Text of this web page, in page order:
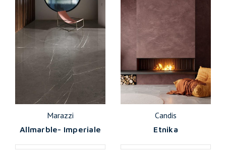
Marazzi
Allmarble- Imperiale
Candis
Etnika